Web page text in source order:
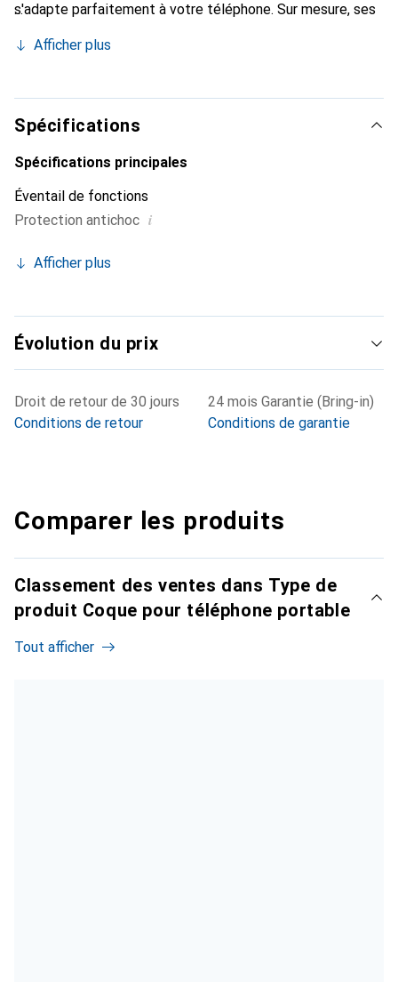
s'adapte parfaitement à votre téléphone. Sur mesure, ses
peau. Elle devient l'accessoire chic et indispensable pour
ses produits de haute qualité, la marque Noreve est un
choix fiable pour une clientèle exigeante.
Afficher plus
Spécifications
Spécifications principales
Éventail de fonctions
Protection antichoc i
Afficher plus
Évolution du prix
Droit de retour de 30 jours
Conditions de retour
24 mois Garantie (Bring-in)
Conditions de garantie
Comparer les produits
Classement des ventes dans Type de
produit Coque pour téléphone portable
Tout afficher